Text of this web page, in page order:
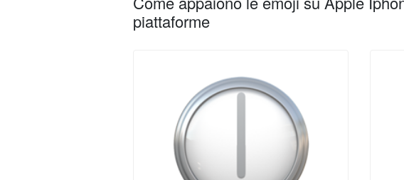
piattaforme